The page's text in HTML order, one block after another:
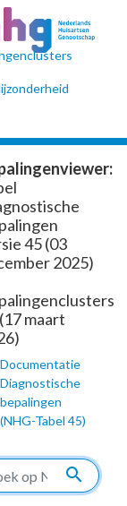
45 (03
2025)
maart
Documentatie
Diagnostische
bepalingen
(NHG-Tabel 45)
search